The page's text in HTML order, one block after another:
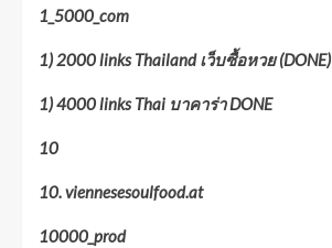
1_5000_com
1) 2000 links Thailand เว็บซื้อหวย (DONE)
1) 4000 links Thai บาคาร่า DONE
10
10. viennesesoulfood.at
10000_prod